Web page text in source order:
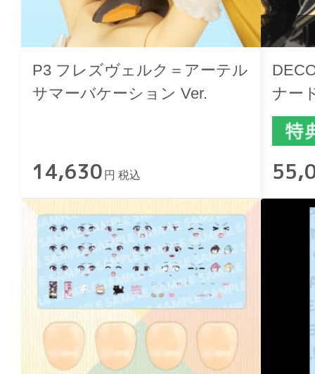
P3 フレズヴェルク＝アーテル
サマーバケーション Ver.
14,630 円 税込
ナー